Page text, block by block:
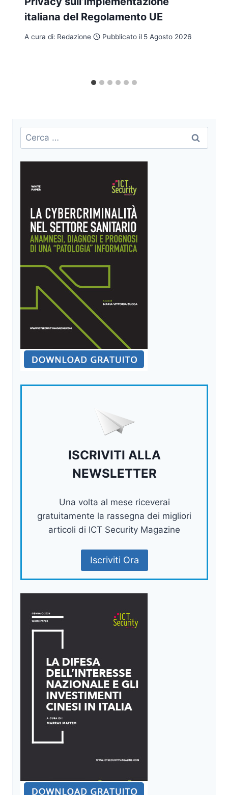
italiana del Regolamento UE
A cura di: Redazione Pubblicato il 5 Agosto 2026
Ricerca
per:
ISCRIVITI ALLA
NEWSLETTER
Una volta al mese riceverai
gratuitamente la rassegna dei migliori
articoli di ICT Security Magazine
Iscriviti Ora